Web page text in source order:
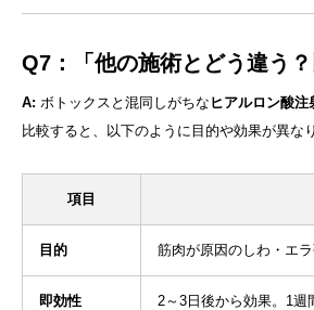
Q7：「他の施術とどう違う
A: ボトックスと混同しがちな ヒアルロン酸注
比較すると、以下のように目的や効果が異な
項目
目的 筋肉が原因のしわ・エ
即効性 2～3日後から効果。1週